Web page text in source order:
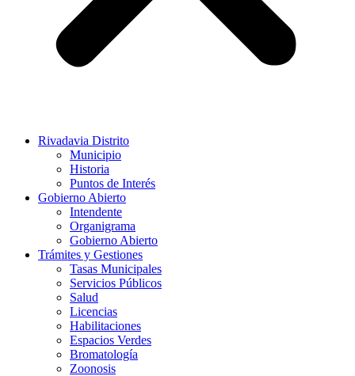
Rivadavia Distrito
Municipio
Historia
Puntos de Interés
Gobierno Abierto
Intendente
Organigrama
Gobierno Abierto
Trámites y Gestiones
Tasas Municipales
Servicios Públicos
Salud
Licencias
Habilitaciones
Espacios Verdes
Bromatología
Zoonosis